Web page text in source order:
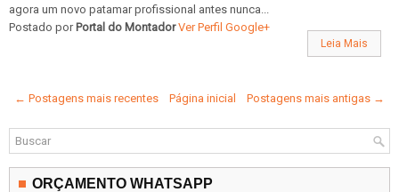
agora um novo patamar profissional antes nunca...
Postado por Portal do Montador Ver Perfil Google+
Leia Mais
← Postagens mais recentes Postagens mais antigas →
Página inicial
ORÇAMENTO WHATSAPP